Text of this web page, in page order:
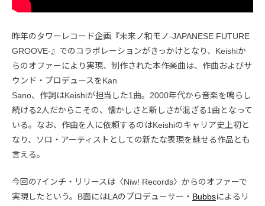
昨年のタワーレコード企画『未来ノ和モノ-JAPANESE FUTURE
GROOVE-』でのコラボレーションがきっかけとなり、Keishiか
らのオファーにより実現、制作された本作楽曲は、作曲およびサ
ウンド・プロデュースをKan
Sano、作詞はKeishiが担当した1曲。2000年代から音楽を鳴らし
続ける2人だからこその、懐かしさと新しさが混ざる1曲となって
いる。なお、作曲を人に依頼するのはKeishiのキャリア史上初と
なり、ソロ・アーティストとしての新たな表現を魅せる作品とも
言える。
今回の7インチ・リリースは〈Niw! Records〉からのオファーで
実現したという。B面にはLAのプロデューサー・ Bubbsによるリ